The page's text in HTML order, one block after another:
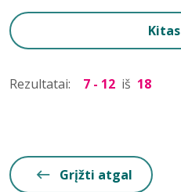
Kitas
Rezultatai: 7 - 12 iš 18
Grįžti atgal